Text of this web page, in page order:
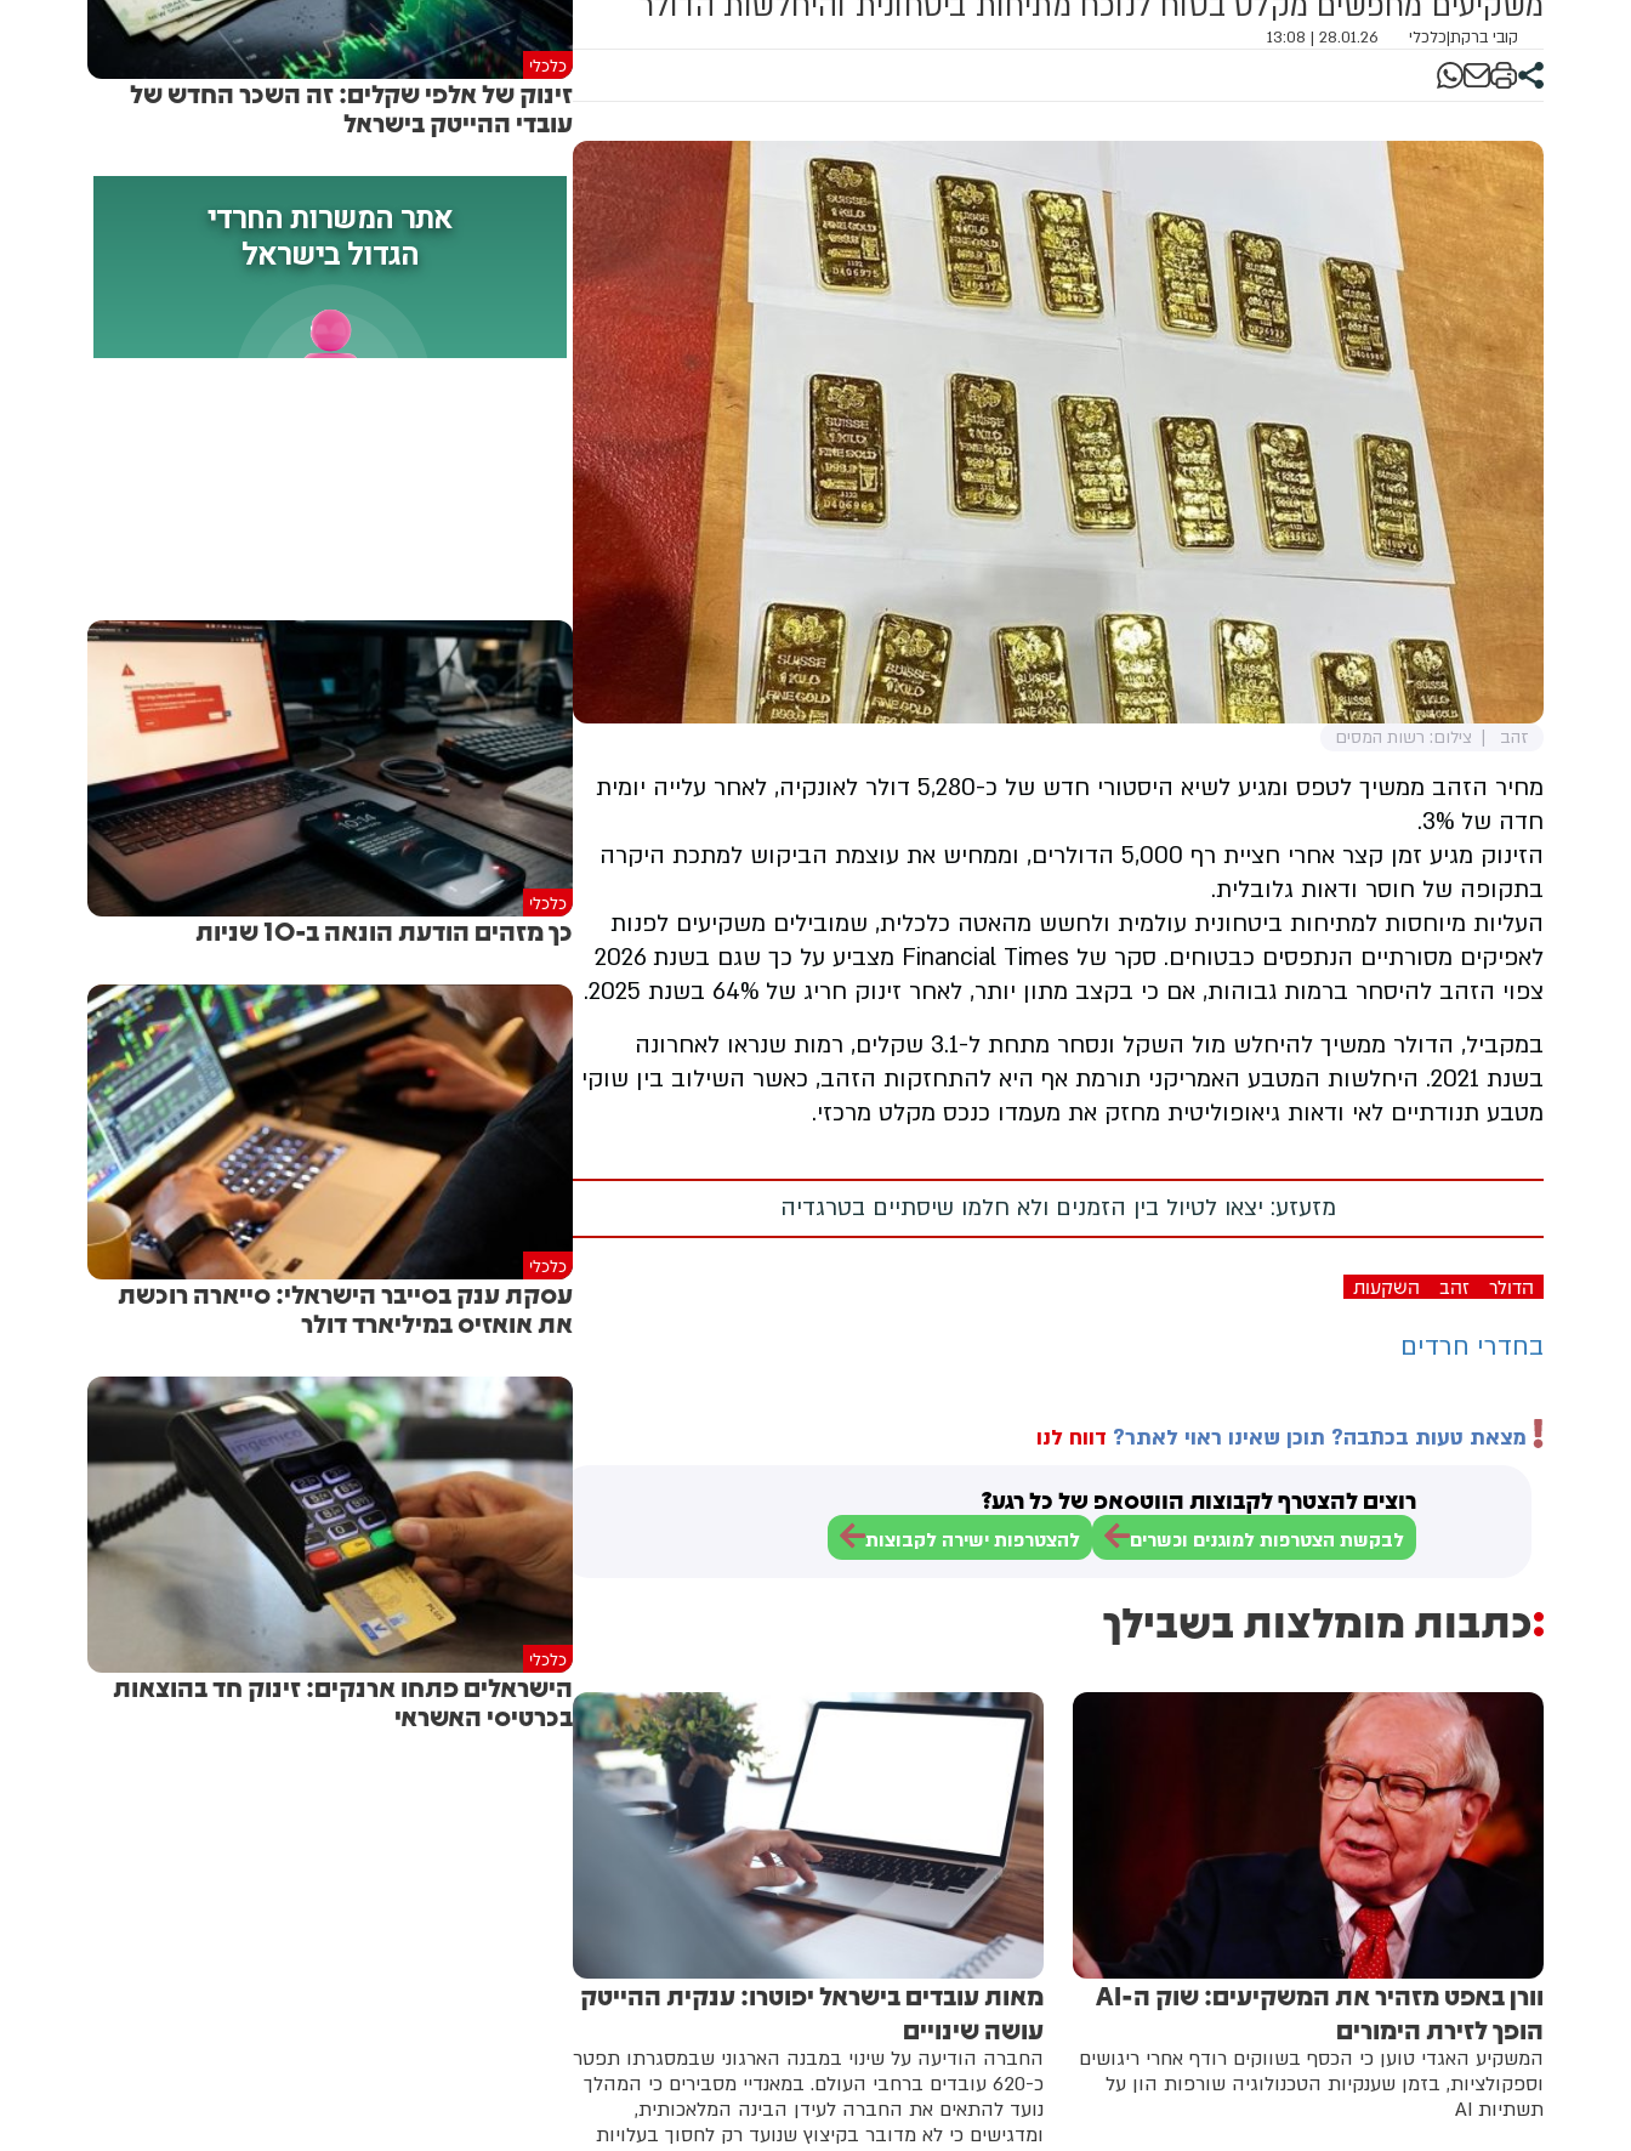
קובי ברקת|כלכלי 28.01.26 | 13:08
זהב צילום: רשות המסים
מחיר הזהב ממשיך לטפס ומגיע לשיא היסטורי חדש של כ-5,280 דולר לאונקיה, לאחר עלייה יומית
חדה של 3%.
הזינוק מגיע זמן קצר אחרי חציית רף 5,000 הדולרים, וממחיש את עוצמת הביקוש למתכת היקרה
בתקופה של חוסר ודאות גלובלית.
העליות מיוחסות למתיחות ביטחונית עולמית ולחשש מהאטה כלכלית, שמובילים משקיעים לפנות
לאפיקים מסורתיים הנתפסים כבטוחים. סקר של Financial Times מצביע על כך שגם בשנת 2026
צפוי הזהב להיסחר ברמות גבוהות, אם כי בקצב מתון יותר, לאחר זינוק חריג של 64% בשנת 2025.
במקביל, הדולר ממשיך להיחלש מול השקל ונסחר מתחת ל-3.1 שקלים, רמות שנראו לאחרונה
בשנת 2021. היחלשות המטבע האמריקני תורמת אף היא להתחזקות הזהב, כאשר השילוב בין שוקי
מטבע תנודתיים לאי ודאות גיאופוליטית מחזק את מעמדו כנכס מקלט מרכזי.
מזעזע: יצאו לטיול בין הזמנים ולא חלמו שיסתיים בטרגדיה
הדולר זהב השקעות
בחדרי חרדים
מצאת טעות בכתבה? תוכן שאינו ראוי לאתר? דווח לנו
רוצים להצטרף לקבוצות הווטסאפ של כל רגע?
לבקשת הצטרפות למוגנים וכשרים להצטרפות ישירה לקבוצות
כתבות מומלצות בשבילך
וורן באפט מזהיר את המשקיעים: שוק ה-AI
הופך לזירת הימורים
המשקיע האגדי טוען כי הכסף בשווקים רודף אחרי ריגושים
וספקולציות, בזמן שענקיות הטכנולוגיה שורפות הון על
תשתיות AI
מאות עובדים בישראל יפוטרו: ענקית ההייטק
עושה שינויים
החברה הודיעה על שינוי במבנה הארגוני שבמסגרתו תפטר
כ-620 עובדים ברחבי העולם. במאנדיי מסבירים כי המהלך
נועד להתאים את החברה לעידן הבינה המלאכותית,
ומדגישים כי לא מדובר בקיצוץ שנועד רק לחסוך בעלויות
כלכלי
זינוק של אלפי שקלים: זה השכר החדש של
עובדי ההייטק בישראל
כלכלי
כך מזהים הודעת הונאה ב-10 שניות
כלכלי
עסקת ענק בסייבר הישראלי: סייארה רוכשת
את אואזיס במיליארד דולר
כלכלי
הישראלים פתחו ארנקים: זינוק חד בהוצאות
בכרטיסי האשראי